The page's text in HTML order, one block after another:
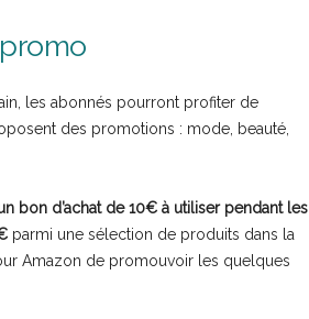
les abonnés pourront profiter de
des promotions : mode, beauté,
bon d’achat de 10€ à utiliser pendant les
parmi une sélection de produits dans la
Amazon de promouvoir les quelques